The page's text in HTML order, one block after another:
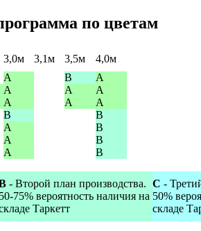
по цветам
3,0м 3,1м 3,5м
4,0м
A B
A
A A
A
A A
A
B
B
A
B
A
B
A B
- Второй план производства.
50-75% вероятность наличия на
Таркетт
С -
50%
складе